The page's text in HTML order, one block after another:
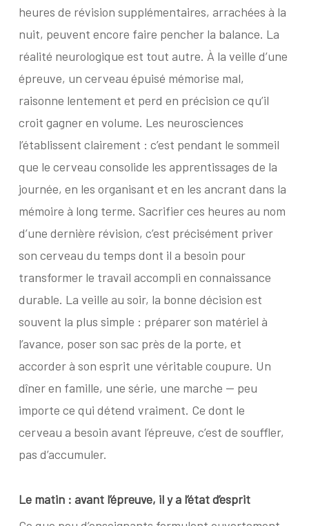
heures de révision supplémentaires, arrachées à la
nuit, peuvent encore faire pencher la balance. La
réalité neurologique est tout autre. À la veille d’une
épreuve, un cerveau épuisé mémorise mal,
raisonne lentement et perd en précision ce qu’il
croit gagner en volume. Les neurosciences
l’établissent clairement : c’est pendant le sommeil
que le cerveau consolide les apprentissages de la
journée, en les organisant et en les ancrant dans la
mémoire à long terme. Sacrifier ces heures au nom
d’une dernière révision, c’est précisément priver
son cerveau du temps dont il a besoin pour
transformer le travail accompli en connaissance
durable. La veille au soir, la bonne décision est
souvent la plus simple : préparer son matériel à
l’avance, poser son sac près de la porte, et
accorder à son esprit une véritable coupure. Un
dîner en famille, une série, une marche — peu
importe ce qui détend vraiment. Ce dont le
cerveau a besoin avant l’épreuve, c’est de souffler,
pas d’accumuler.
Le matin : avant l’épreuve, il y a l’état d’esprit